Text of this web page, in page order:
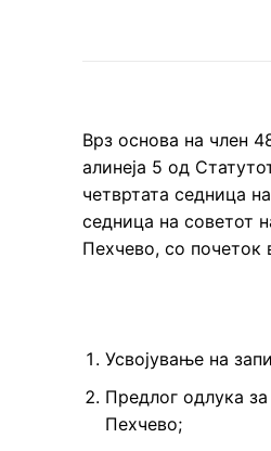
Врз основа на член
алинеја 5 од
четвртата седница
седница на советот
Пехчево, со почеток
Усвојување на
Предлог одлука
Пехчево;